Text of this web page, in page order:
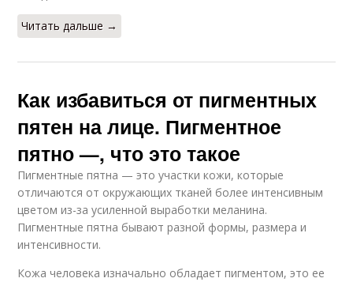
Читать дальше →
Как избавиться от пигментных
пятен на лице. Пигментное
пятно —, что это такое
Пигментные пятна — это участки кожи, которые
отличаются от окружающих тканей более интенсивным
цветом из-за усиленной выработки меланина.
Пигментные пятна бывают разной формы, размера и
интенсивности.
Кожа человека изначально обладает пигментом, это ее